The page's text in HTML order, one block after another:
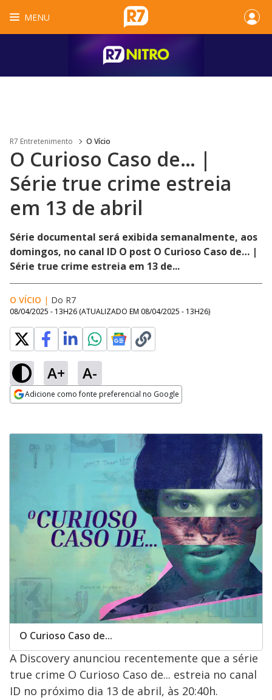
MENU
R7 Entretenimento O Vício
O Curioso Caso de… |
Série true crime estreia
em 13 de abril
Série documental será exibida semanalmente, aos
domingos, no canal ID O post O Curioso Caso de… |
Série true crime estreia em 13 de...
O VÍCIO | Do R7
08/04/2025 - 13H26 (ATUALIZADO EM 08/04/2025 - 13H26)
A+ A-
Adicione como fonte preferencial no Google
O Curioso Caso de...
A Discovery anunciou recentemente que a série
true crime O Curioso Caso de... estreia no canal
ID no próximo dia 13 de abril, às 20:40h.